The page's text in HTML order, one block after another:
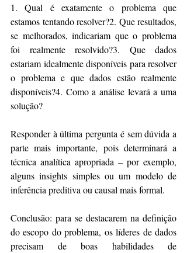
1. Qual é exatamente o problema que
estamos tentando resolver?2. Que resultados,
se melhorados, indicariam que o problema
foi realmente resolvido?3. Que dados
estariam idealmente disponíveis para resolver
o problema e que dados estão realmente
disponíveis?4. Como a análise levará a uma
solução?
Responder à última pergunta é sem dúvida a
parte mais importante, pois determinará a
técnica analítica apropriada – por exemplo,
alguns insights simples ou um modelo de
inferência preditiva ou causal mais formal.
Conclusão: para se destacarem na definição
do escopo do problema, os líderes de dados
precisam de boas habilidades de